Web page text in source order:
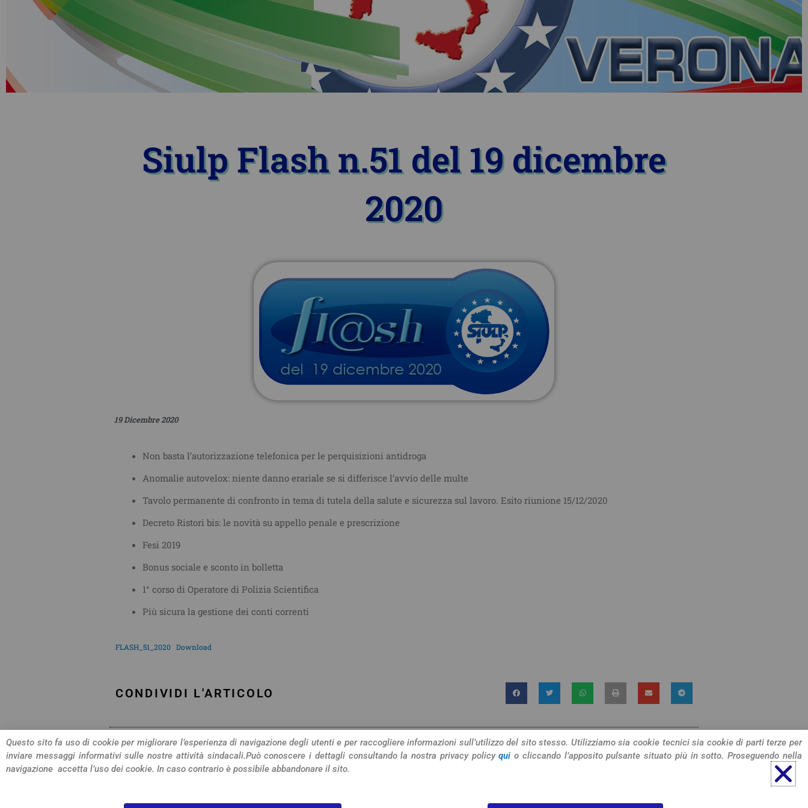
Siulp Flash n.51 del 19 dicembre
2020
19 Dicembre 2020
Non basta l’autorizzazione telefonica per le perquisizioni antidroga
Anomalie autovelox: niente danno erariale se si differisce l’avvio delle multe
Tavolo permanente di confronto in tema di tutela della salute e sicurezza sul lavoro. Esito riunione 15/12/2020
Decreto Ristori bis: le novità su appello penale e prescrizione
Fesi 2019
Bonus sociale e sconto in bolletta
1° corso di Operatore di Polizia Scientifica
Più sicura la gestione dei conti correnti
FLASH_51_2020 Download
CONDIVIDI L'ARTICOLO
© 2026 SIULP Verona -privacy policy-
Questo sito fa uso di cookie per migliorare l’esperienza di navigazione degli utenti e per raccogliere informazioni sull’utilizzo del sito stesso. Utilizziamo sia cookie tecnici sia cookie di parti terze per
inviare messaggi informativi sulle nostre attività sindacali.Può conoscere i dettagli consultando la nostra privacy policyqui o cliccando l’apposito pulsante situato più in sotto. Proseguendo nella
navigazione accetta l’uso dei cookie. In caso contrario è possibile abbandonare il sito.